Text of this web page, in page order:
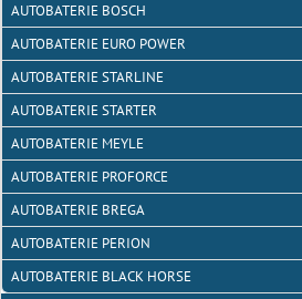
AUTOBATERIE BOSCH
AUTOBATERIE EURO POWER
AUTOBATERIE STARLINE
AUTOBATERIE STARTER
AUTOBATERIE MEYLE
AUTOBATERIE PROFORCE
AUTOBATERIE BREGA
AUTOBATERIE PERION
AUTOBATERIE BLACK HORSE